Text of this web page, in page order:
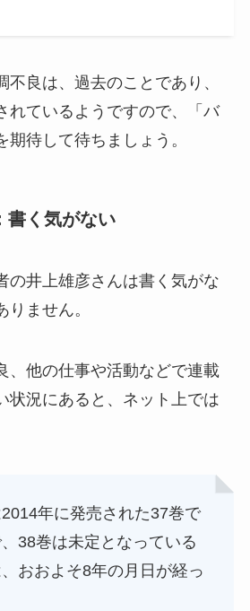
良は、過去のことであり、
れているようですので、「バ
期待して待ちましょう。
書く気がない
の井上雄彦さんは書く気がな
りません。
、他の仕事や活動などで連載
状況にあると、ネット上では
年に発売された37巻で
38巻は未定となっている
おおよそ8年の月日が経っ